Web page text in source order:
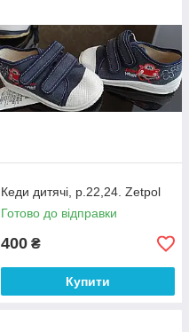
Кеди дитячі, р.22,24. Zetpol
Готово до відправки
400 ₴
Купити